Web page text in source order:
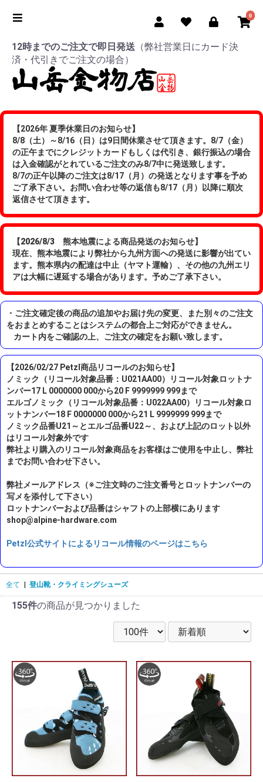
0
12時までのご注文で即日発送 （弊社営業日にカード決
済・代引きでご注文の場合）
【2026年 夏季休業日のお知らせ】
8/8（土）～8/16（日）は9日間休業させて頂きます。8/7（金）
の正午までにクレジットカードもしくは代引き、銀行振込の場合
は入金確認がとれているご注文のみ8/7中に発送致します。
8/7の正午以降のご注文は8/17（月）の発送となります事を予め
ご了承下さい。お問い合わせ等の返信も8/17（月）以降に順次
返信させて頂きます。
【2026/8/3 熊本地震による商品発送のお知らせ】
現在、熊本地震により弊社から九州方面への発送に影響が出てい
ます。熊本県内の配達は中止（ヤマト運輸）、その他の九州エリ
アは大幅に遅延する場合があります。予めご了承下さい。
・ご注文確定後の商品の追加やお届け先の変更、また別々のご注文
をおまとめすることはシステムの都合上ご対応ができません。
カート内をご確認の上、ご注文の確定をお願い致します。
【2026/02/27 Petzl商品リコールのお知らせ】
ノミック（リコール対象品番：U021AA00）リコール対象ロットナ
ンバー17 L 0000000 000から20 F 9999999 999まで
エルゴノミック（リコール対象品番：U022AA00）リコール対象ロ
ットナンバー18 F 0000000 000から21 L 9999999 999まで
ノミック品番U21～とエルゴ品番U22～、および上記のロット以外
はリコール対象外です
弊社より購入のリコール対象商品をお客様はご使用を中止し、弊社
までお問い合わせ下さい。
弊社メールアドレス（※ご注文時のご注文番号とロットナンバーの
写メを添付して下さい）
ロットナンバーおよび品番はシャフトの上部横にあります
shop@alpine-hardware.com
Petzl公式サイトによるリコール情報のページはこちら
全て 登山靴・クライミングシューズ
155件の商品が見つかりました